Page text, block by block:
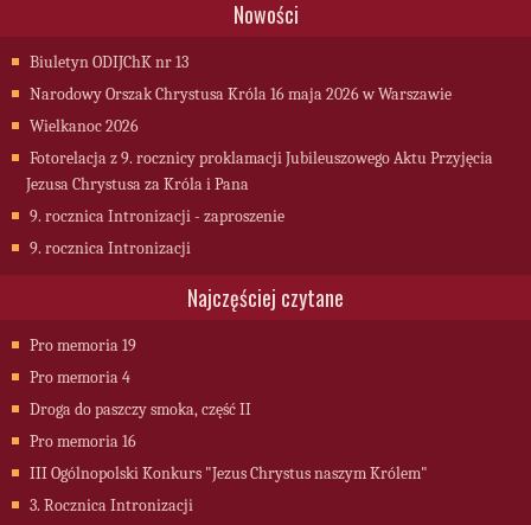
Nowości
Biuletyn ODIJChK nr 13
Narodowy Orszak Chrystusa Króla 16 maja 2026 w Warszawie
Wielkanoc 2026
Fotorelacja z 9. rocznicy proklamacji Jubileuszowego Aktu Przyjęcia
Jezusa Chrystusa za Króla i Pana
9. rocznica Intronizacji - zaproszenie
9. rocznica Intronizacji
Najczęściej czytane
Pro memoria 19
Pro memoria 4
Droga do paszczy smoka, część II
Pro memoria 16
III Ogólnopolski Konkurs "Jezus Chrystus naszym Królem"
3. Rocznica Intronizacji